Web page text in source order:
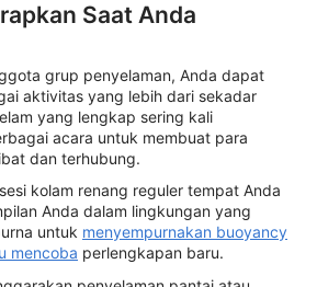
Saat Anda
grup penyelaman, Anda dapat
aktivitas yang lebih dari sekadar
yang lengkap sering kali
acara untuk membuat para
dan terhubung.
kolam renang reguler tempat Anda
Anda dalam lingkungan yang
untuk menyempurnakan buoyancy
mencoba perlengkapan baru.